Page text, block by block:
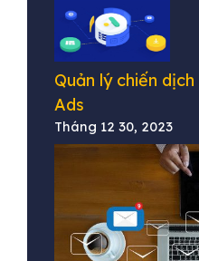
Quản lý chiến
Ads
Tháng 12 30, 2023